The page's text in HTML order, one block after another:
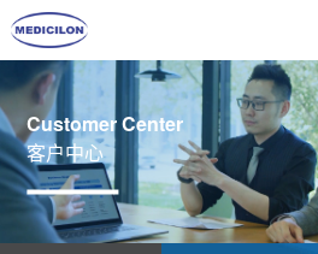
Customer Center
客户中心